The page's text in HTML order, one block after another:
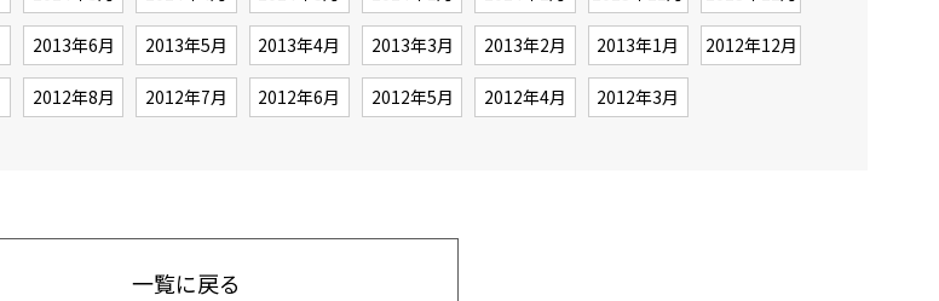
2013年6月 2013年5月 2013年4月 2013年3月 2013年2月 2013年1月 2012年12月
2012年8月 2012年7月 2012年6月 2012年5月 2012年4月 2012年3月
一覧に戻る